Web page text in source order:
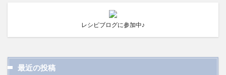
レシピブログに参加中♪
最近の投稿